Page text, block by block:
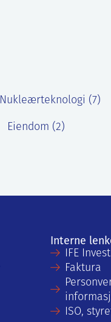
Nukleærteknologi (7)
Eiendom (2)
Interne
IFE
Faktura
ISO,